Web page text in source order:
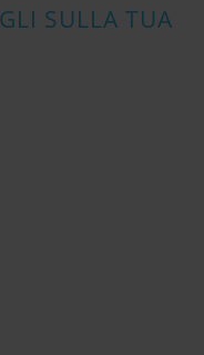
SULLA TUA